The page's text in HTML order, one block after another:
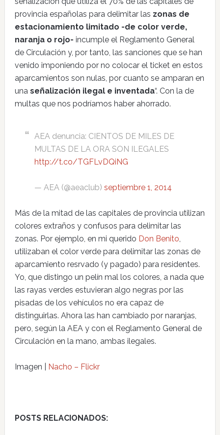
provincia españolas para delimitar las zonas de
estacionamiento limitado -de color verde,
naranja o rojo- incumple el Reglamento General
de Circulación y, por tanto, las sanciones que se han
venido imponiendo por no colocar el ticket en estos
aparcamientos son nulas, por cuanto se amparan en
una señalización ilegal e inventada“. Con la de
multas que nos podríamos haber ahorrado.
AEA denuncia: CIENTOS DE MILES DE
MULTAS DE LA ORA SON ILEGALES
http://t.co/TGFLvDQiNG
— AEA (@aeaclub) septiembre 1, 2014
Más de la mitad de las capitales de provincia utilizan
colores extraños y confusos para delimitar las
zonas. Por ejemplo, en mi querido Don Benito,
utilizaban el color verde para delimitar las zonas de
aparcamiento resrvado (y pagado) para residentes.
Yo, que distingo un pelín mal los colores, a nada que
las rayas verdes estuvieran algo negras por las
pisadas de los vehículos no era capaz de
distinguirlas. Ahora las han cambiado por naranjas,
pero, según la AEA y con el Reglamento General de
Circulación en la mano, ambas ilegales.
Imagen | Nacho – Flickr
POSTS RELACIONADOS: